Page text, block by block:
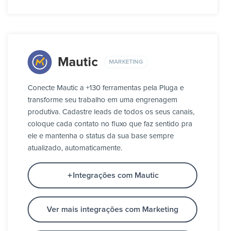
Mautic MARKETING
Conecte Mautic a +130 ferramentas pela Pluga e
transforme seu trabalho em uma engrenagem
produtiva. Cadastre leads de todos os seus canais,
coloque cada contato no fluxo que faz sentido pra
ele e mantenha o status da sua base sempre
atualizado, automaticamente.
Integrações com Mautic
Ver mais integrações com Marketing